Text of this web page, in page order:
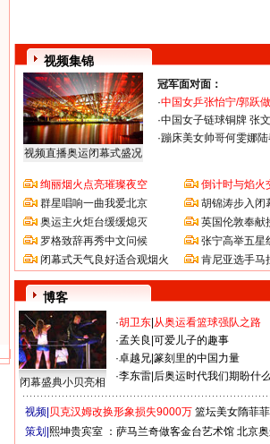
视频集锦
视频直播奥运闭幕式盛况
冠军面对面：
·中国女乒张怡宁/郭跃
·中国女子链球铜牌 张
·蹦床美女帅哥何雯娜
绚丽烟火点亮璀璨夜空
群星唱响一曲我爱北京
奥运主火炬台缓缓熄灭
罗格致辞再秀中文问候
闭幕式天气良好适合观烟火
倒计时与焰火
胡锦涛步入闭
英国伦敦奉献
张宁高举五星
肯尼亚选手马
博客
闭幕盛典小贝亮相
·胡卫东 从奥运看篮球强队之路
·孟关良 可爱儿子的趣事
·卓越兄 篆刻里的中国力量
·李东雷 后奥运时代我们期盼什
视频| 贝克汉姆改换形象损失9000万 篮坛美女隋菲
策划| 熙坤贵宾室 ：萨马兰奇做客金台艺术馆 北京